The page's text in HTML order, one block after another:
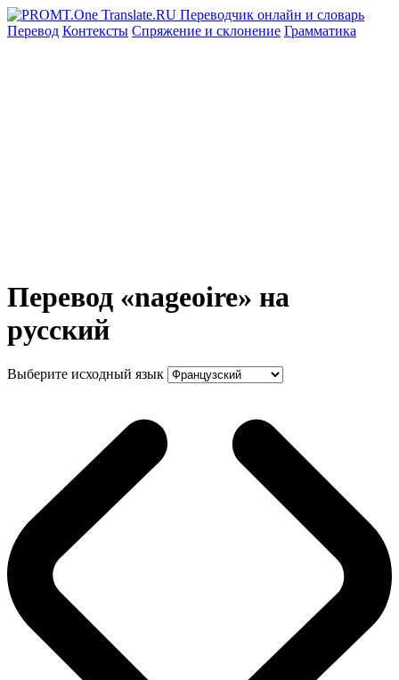
Перевод Контексты Спряжение и склонение Грамматика
Перевод «nageoire» на
русский
Выберите исходный язык